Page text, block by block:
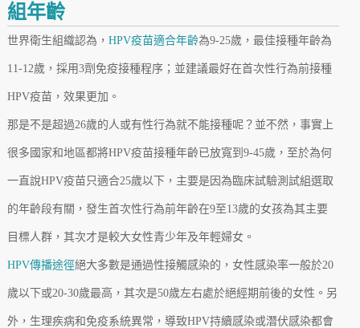
組年齡
世界衛生組織認為， HPV疫苗適合年齡為9-25歲，最佳接種年齡為
11-12歲，採用3劑免疫接種程序；並建議最好在首次性行為前接種
HPV疫苗，效果更加。
那是不是超過26歲的人或有性行為就不能接種呢？並不然，事實上
很多國家和地區都將HPV疫苗接種年齡已放寬到9-45歲，至於為何
一直說HPV疫苗只適合25歲以下，主要是因為臨床試驗測試組選取
的年齡段有關，發生首次性行為前年齡在9至13歲的女孩為其主要
目標人群，其次才是較大女性青少年及年輕婦女。
HPV傳播途徑絕大多數是通過性接觸感染的，女性感染率一般於20
歲以下或20-30歲最高，其次是50歲左右處於絕經期前後的女性。另
外，生理疾病和免疫系統異常，導致HPV持續感染或潛伏感染都會